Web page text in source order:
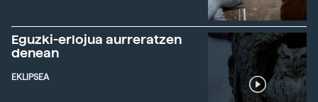
Eguzki-erlojua aurreratzen
denean
EKLIPSEA